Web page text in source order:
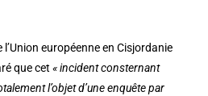
européenne en Cisjordanie
que cet « incident consternant
l’objet d’une enquête par